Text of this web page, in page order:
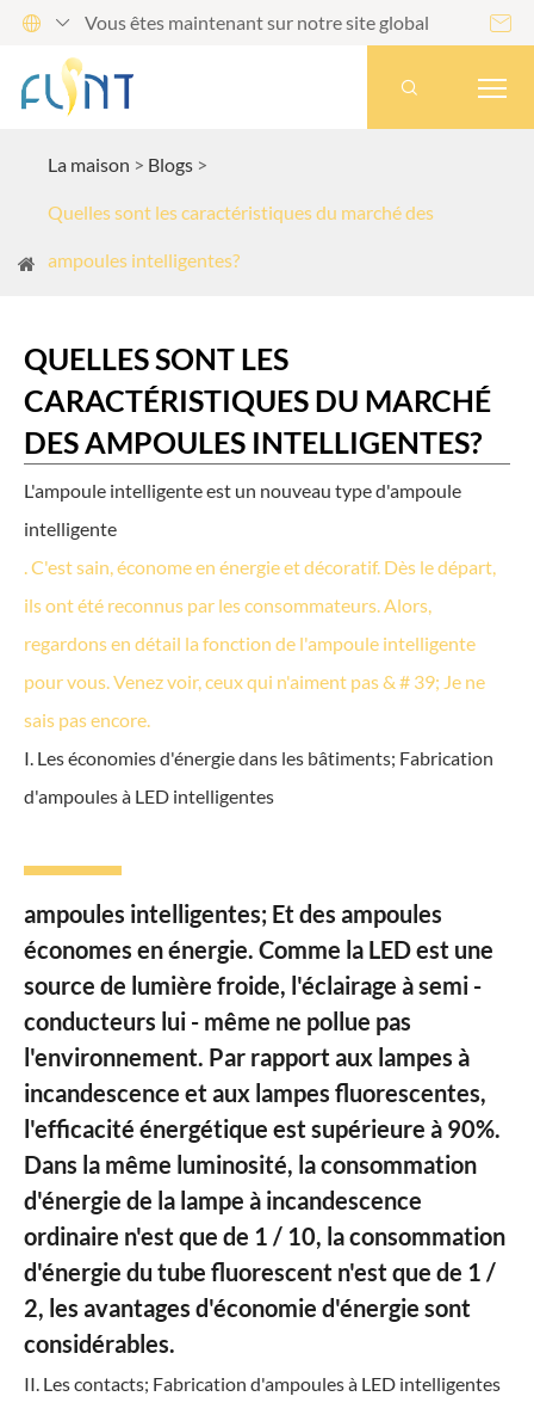
  Vous êtes maintenant sur notre site global 

La maison Blogs
Quelles sont les caractéristiques du marché des
ampoules intelligentes?
QUELLES SONT LES
CARACTÉRISTIQUES DU MARCHÉ
DES AMPOULES INTELLIGENTES?
L'ampoule intelligente est un nouveau type d'ampoule
intelligente
. C'est sain, économe en énergie et décoratif. Dès le départ,
ils ont été reconnus par les consommateurs. Alors,
regardons en détail la fonction de l'ampoule intelligente
pour vous. Venez voir, ceux qui n'aiment pas & # 39; Je ne
sais pas encore.
I. Les économies d'énergie dans les bâtiments; Fabrication
d'ampoules à LED intelligentes
ampoules intelligentes; Et des ampoules
économes en énergie. Comme la LED est une
source de lumière froide, l'éclairage à semi -
conducteurs lui - même ne pollue pas
l'environnement. Par rapport aux lampes à
incandescence et aux lampes fluorescentes,
l'efficacité énergétique est supérieure à 90%.
Dans la même luminosité, la consommation
d'énergie de la lampe à incandescence
ordinaire n'est que de 1 / 10, la consommation
d'énergie du tube fluorescent n'est que de 1 /
2, les avantages d'économie d'énergie sont
considérables.
II. Les contacts; Fabrication d'ampoules à LED intelligentes